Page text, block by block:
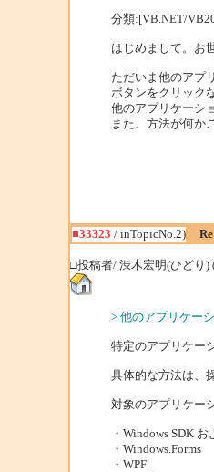
分類:[VB.NET/
はじめまして。お
ただいま他のアプ
ボタンをクリック
他のアプリケーシ
また、方法が何か
■33323 / inTopicNo.2)
□投稿者/ 渋木宏明(ひどり)
> 他のアプリケー
特定のアプリケー
具体的な方法は、
対象のアプリケー
・Windows SDK
・Windows.Forms
・WPF